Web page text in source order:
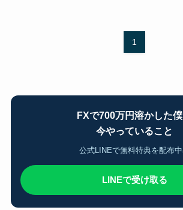
1
FXで700万円溶かした
今やっていること
公式LINEで無料特典を配布
LINEで受け取る